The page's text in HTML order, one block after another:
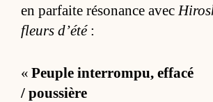
en par­faite ré­so­nance avec
fleurs d’été:
« Peuple in­ter­rom­pu, ef­facé
/ pous­sière